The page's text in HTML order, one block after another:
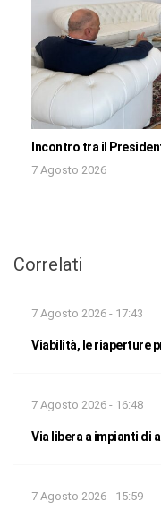
Incontro tra il
7 Agosto 2026
Correlati
7 Agosto 2026 - 17:43
Viabilità, le riaperture
7 Agosto 2026 - 16:48
Via libera a impianti di
7 Agosto 2026 - 15:59